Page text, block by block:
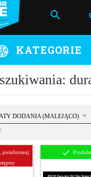
KATEGORIE
DODANIA (MALEJĄCO)
poinformuj